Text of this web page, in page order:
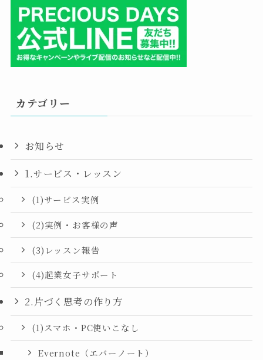
カテゴリー
お知らせ
1.サービス・レッスン
(1)サービス実例
(2)実例・お客様の声
(3)レッスン報告
(4)起業女子サポート
2.片づく思考の作り方
(1)スマホ・PC使いこなし
Evernote（エバーノート）